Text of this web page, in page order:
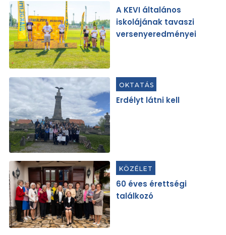
A KEVI általános
iskolájának tavaszi
versenyeredményei
OKTATÁS
Erdélyt látni kell
KÖZÉLET
60 éves érettségi
találkozó